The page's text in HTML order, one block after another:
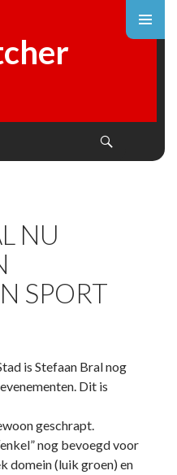
NU
SPORT
is Stefaan Bral nog
Dit is
geschrapt.
nog bevoegd voor
domein (luik groen) en